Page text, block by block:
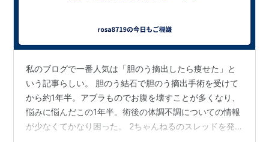
私のブログで一番人気は「胆のう摘出したら痩せた」と
いう記事らしい。 胆のう結石で胆のう摘出手術を受けて
から約1年半。アブラものでお腹を壊すことが多くなり、
悩みに悩んだこの1年半。術後の体調不調についての情報
が少なくてかなり困った。 2ちゃんねるのスレッドを発